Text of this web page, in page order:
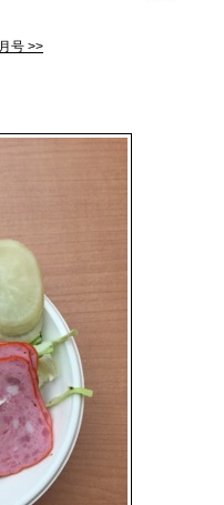
号 >>